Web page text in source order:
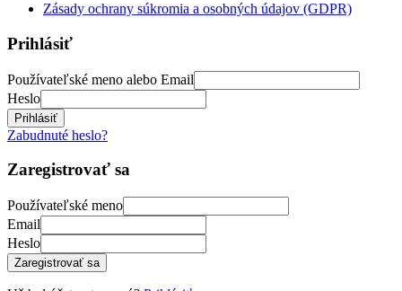
Zásady ochrany súkromia a osobných údajov (GDPR)
Prihlásiť
Používateľské meno alebo Email
Heslo
Prihlásiť
Zabudnuté heslo?
Zaregistrovať sa
Používateľské meno
Email
Heslo
Zaregistrovať sa